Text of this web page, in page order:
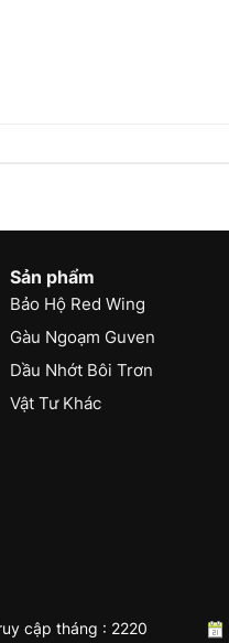
Sản phẩm
Bảo Hộ Red Wing
Gàu Ngoạm Guven
Dầu Nhớt Bôi Trơn
Vật Tư Khác
cập tháng : 2220